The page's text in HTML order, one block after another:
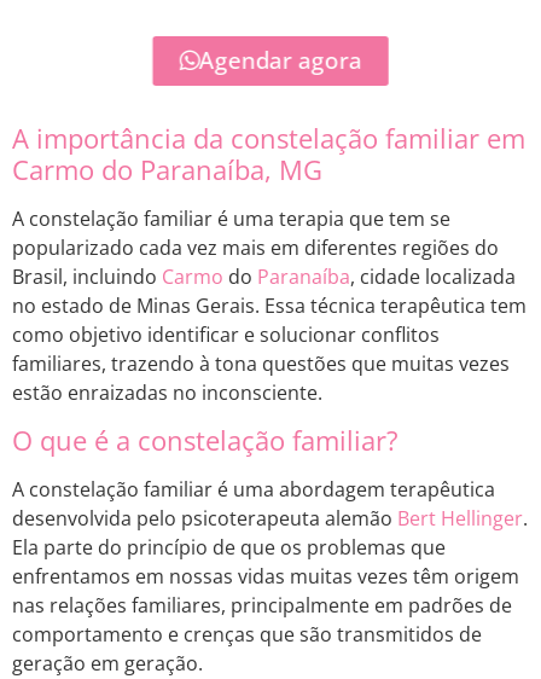
Agendar agora
A importância da constelação familiar em
Carmo do Paranaíba, MG
A constelação familiar é uma terapia que tem se
popularizado cada vez mais em diferentes regiões do
Brasil, incluindo Carmo do Paranaíba, cidade localizada
no estado de Minas Gerais. Essa técnica terapêutica tem
como objetivo identificar e solucionar conflitos
familiares, trazendo à tona questões que muitas vezes
estão enraizadas no inconsciente.
O que é a constelação familiar?
A constelação familiar é uma abordagem terapêutica
desenvolvida pelo psicoterapeuta alemão Bert Hellinger.
Ela parte do princípio de que os problemas que
enfrentamos em nossas vidas muitas vezes têm origem
nas relações familiares, principalmente em padrões de
comportamento e crenças que são transmitidos de
geração em geração.